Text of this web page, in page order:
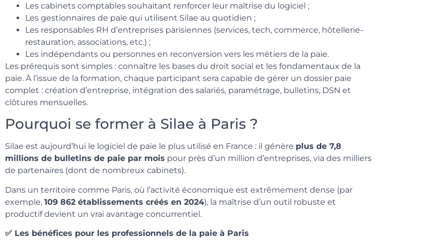
Les cabinets comptables souhaitant renforcer leur maîtrise du logiciel ;
Les gestionnaires de paie qui utilisent Silae au quotidien ;
Les responsables RH d’entreprises parisiennes (services, tech, commerce, hôtellerie-
restauration, associations, etc.) ;
Les indépendants ou personnes en reconversion vers les métiers de la paie.
Les prérequis sont simples : connaître les bases du droit social et les fondamentaux de la
paie. À l’issue de la formation, chaque participant sera capable de gérer un dossier paie
complet : création d’entreprise, intégration des salariés, paramétrage, bulletins, DSN et
clôtures mensuelles.
Pourquoi se former à Silae à Paris ?
Silae est aujourd’hui le logiciel de paie le plus utilisé en France : il génère plus de 7,8
millions de bulletins de paie par mois pour près d’un million d’entreprises, via des milliers
de partenaires (dont de nombreux cabinets).
Dans un territoire comme Paris, où l’activité économique est extrêmement dense (par
exemple, 109 862 établissements créés en 2024), la maîtrise d’un outil robuste et
productif devient un vrai avantage concurrentiel.
✅ Les bénéfices pour les professionnels de la paie à Paris